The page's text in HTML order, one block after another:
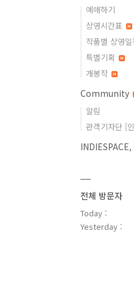
예매하기
상영시간표
작품별 상영일
특별기획
개봉작
Community
알림
관객기자단 [
전체 방문자
Today :
Yesterday :